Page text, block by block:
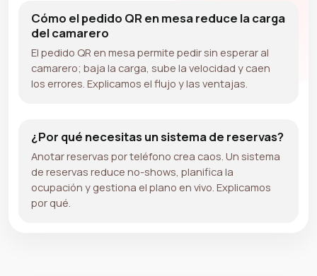
Cómo el pedido QR en mesa reduce la carga
del camarero
El pedido QR en mesa permite pedir sin esperar al
camarero; baja la carga, sube la velocidad y caen
los errores. Explicamos el flujo y las ventajas.
¿Por qué necesitas un sistema de reservas?
Anotar reservas por teléfono crea caos. Un sistema
de reservas reduce no-shows, planifica la
ocupación y gestiona el plano en vivo. Explicamos
por qué.